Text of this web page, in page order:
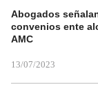
Abogados
convenios ente
AMC
13/07/2023